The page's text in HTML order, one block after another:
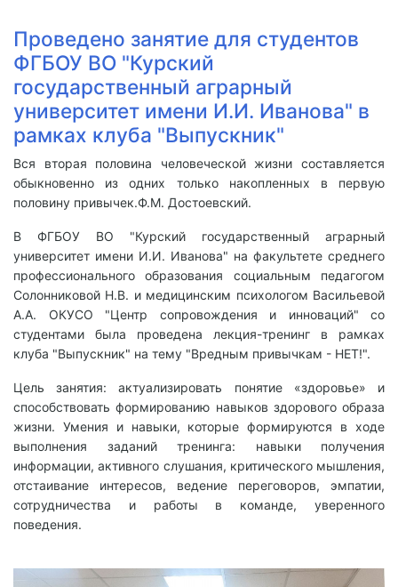
Проведено занятие для студентов
ФГБОУ ВО "Курский
государственный аграрный
университет имени И.И. Иванова" в
рамках клуба "Выпускник"
Вся вторая половина человеческой жизни составляется
обыкновенно из одних только накопленных в первую
половину привычек.Ф.М. Достоевский.
В ФГБОУ ВО "Курский государственный аграрный
университет имени И.И. Иванова" на факультете среднего
профессионального образования социальным педагогом
Солонниковой Н.В. и медицинским психологом Васильевой
А.А. ОКУСО "Центр сопровождения и инноваций" со
студентами была проведена лекция-тренинг в рамках
клуба "Выпускник" на тему "Вредным привычкам - НЕТ!".
Цель занятия: актуализировать понятие «здоровье» и
способствовать формированию навыков здорового образа
жизни. Умения и навыки, которые формируются в ходе
выполнения заданий тренинга: навыки получения
информации, активного слушания, критического мышления,
отстаивание интересов, ведение переговоров, эмпатии,
сотрудничества и работы в команде, уверенного
поведения.